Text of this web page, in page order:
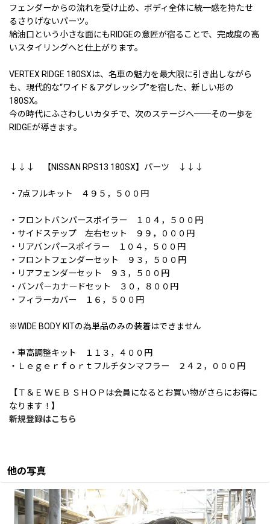
フェンダーからの流れを受け止め、ボディ全体に統一感を持たせ
るさりげないパーツ。
給油口という小さな面にもRIDGEの意匠が宿ることで、完成度の高
いスタイリングへと仕上がります。
VERTEX RIDGE 180SXは、名車の魅力を最大限に引き出しながら
も、現代的な“ワイド＆アグレッシブ”を宿した、新しい形の
180SX。
今の時代にふさわしいカタチで、次のステージへ──その一歩を
RIDGEが導きます。
↓↓↓ 【NISSAN RPS13 180SX】パーツ ↓↓↓
・7点フルキット ４９５，５００円
・フロントバンパースポイラー １０４，５００円
・サイドステップ 左右セット ９９，０００円
・リアバンパースポイラー １０４，５００円
・フロントフェンダーセット ９３，５００円
・リアフェンダーセット ９３，５００円
・バンパーカナードセット ３０，８００円
・フィラーカバー １６，５００円
※WIDE BODY KITの為単品のみの装着はできません
・車高調整キット １１３，４００円
・Ｌｅｇｅｒｆｏｒｔフルチタンマフラー ２４２，０００円
【Ｔ＆Ｅ ＷＥＢ ＳＨＯＰは会員になるとお買い物がさらにお得に
なります！】
新規登録はこちら
他の写真